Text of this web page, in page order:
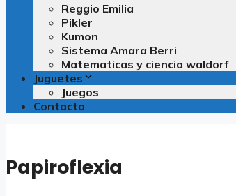
Reggio Emilia
Pikler
Kumon
Sistema Amara Berri
Matematicas y ciencia waldorf
Juguetes
Juegos
Contacto
Papiroflexia